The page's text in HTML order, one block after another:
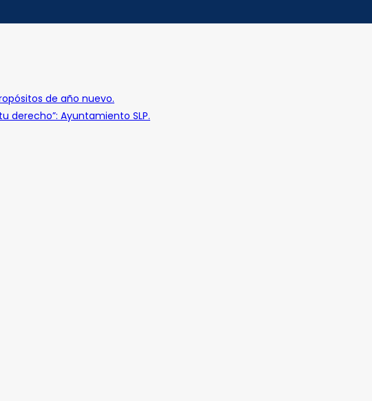
de año nuevo.
derecho”: Ayuntamiento SLP.